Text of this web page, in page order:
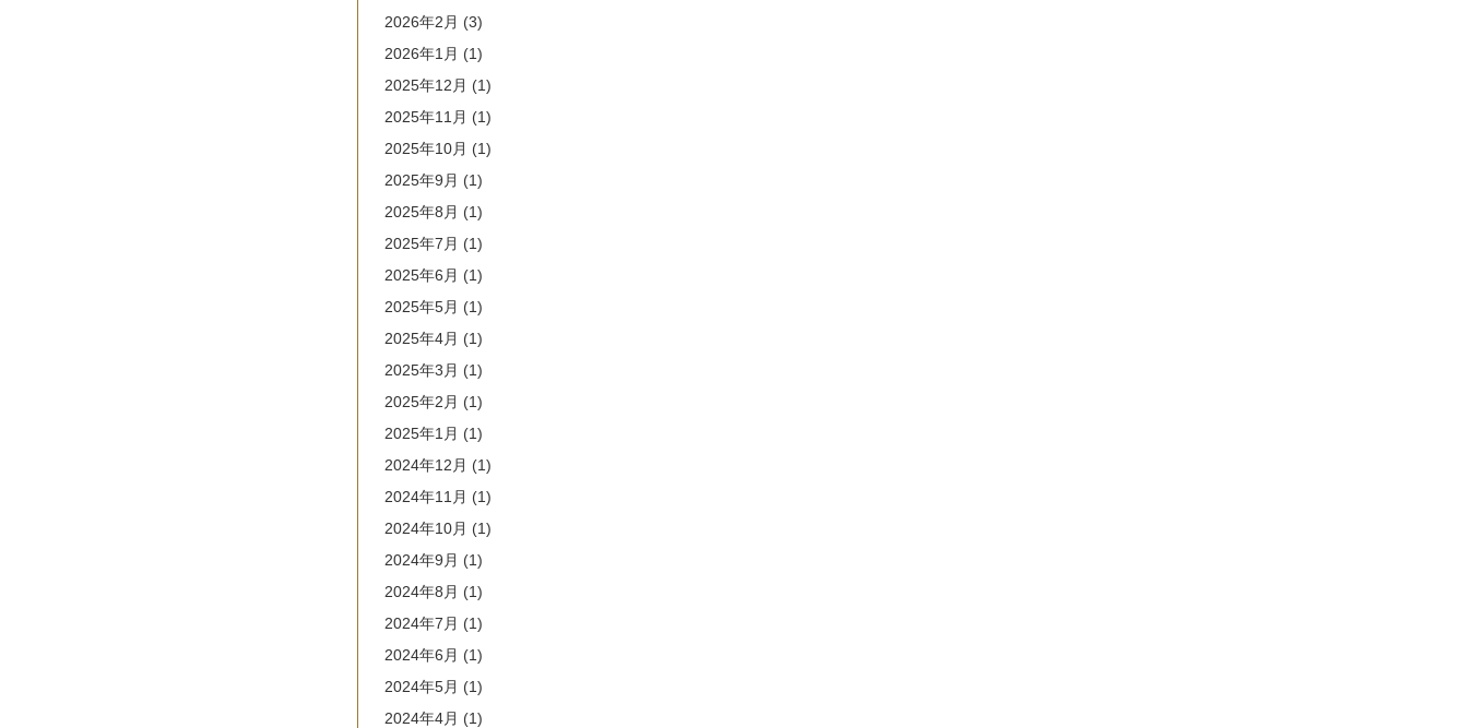
2026年2月 (3)
2026年1月 (1)
2025年12月 (1)
2025年11月 (1)
2025年10月 (1)
2025年9月 (1)
2025年8月 (1)
2025年7月 (1)
2025年6月 (1)
2025年5月 (1)
2025年4月 (1)
2025年3月 (1)
2025年2月 (1)
2025年1月 (1)
2024年12月 (1)
2024年11月 (1)
2024年10月 (1)
2024年9月 (1)
2024年8月 (1)
2024年7月 (1)
2024年6月 (1)
2024年5月 (1)
2024年4月 (1)